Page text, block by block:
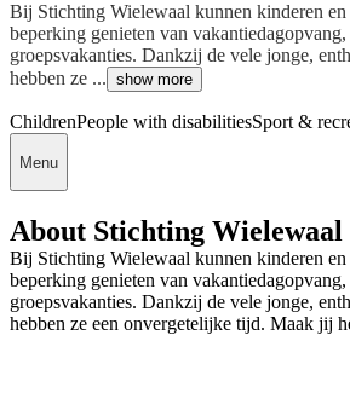
Bij Stichting Wielewaal kunnen kinderen en
beperking genieten van
groepsvakanties. Dankzij de vele jonge,
hebben ze ... show more
ChildrenPeople with disabilitiesSport &
Menu
About Stichting Wielewaal
Bij Stichting Wielewaal kunnen kinderen en
beperking genieten van
groepsvakanties. Dankzij de vele jonge,
hebben ze een onvergetelijke tijd. Maak jij